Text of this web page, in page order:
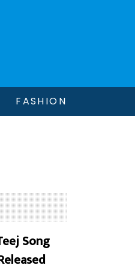
FASHION
Song